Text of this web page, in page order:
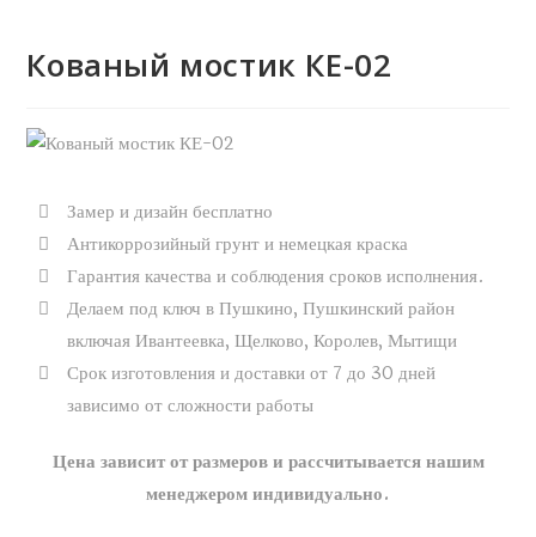
Кованый мостик КЕ-02
Замер и дизайн бесплатно
Антикоррозийный грунт и немецкая краска
Гарантия качества и соблюдения сроков исполнения.
Делаем под ключ в Пушкино, Пушкинский район
включая Ивантеевка, Щелково, Королев, Мытищи
Срок изготовления и доставки от 7 до 30 дней
зависимо от сложности работы
Цена зависит от размеров и рассчитывается нашим
менеджером индивидуально.